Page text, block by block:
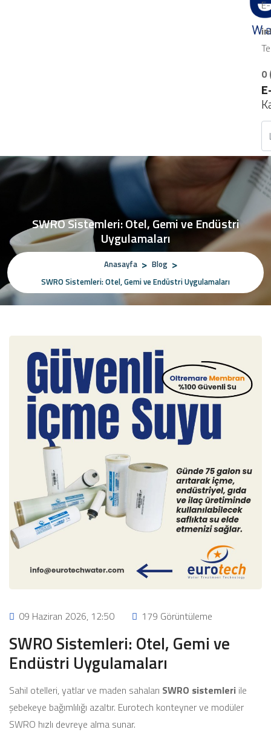
0
SWRO Sistemleri: Otel, Gemi ve Endüstri
Uygulamaları
Anasayfa
Blog
SWRO Sistemleri: Otel, Gemi ve Endüstri Uygulamaları
09 Haziran 2026, 12:50 179 Görüntüleme
SWRO Sistemleri: Otel, Gemi ve
Endüstri Uygulamaları
Sahil otelleri, yatlar ve maden sahaları SWRO sistemleri ile
şebekeye bağımlılığı azaltır. Eurotech konteyner ve modüler
SWRO hızlı devreye alma sunar.